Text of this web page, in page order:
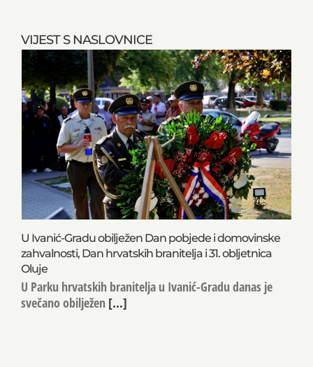
VIJEST S NASLOVNICE
U Ivanić-Gradu obilježen Dan pobjede i domovinske
zahvalnosti, Dan hrvatskih branitelja i 31. obljetnica
Oluje
U Parku hrvatskih branitelja u Ivanić-Gradu danas je
svečano obilježen [...]